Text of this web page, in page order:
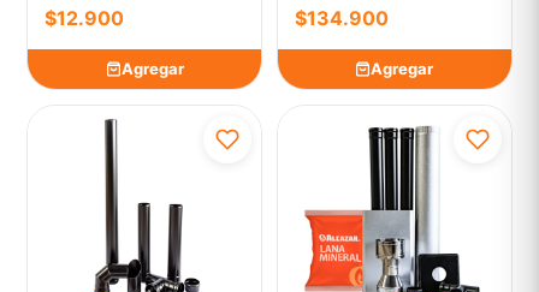
$12.900
Agregar
$134.900
Agregar